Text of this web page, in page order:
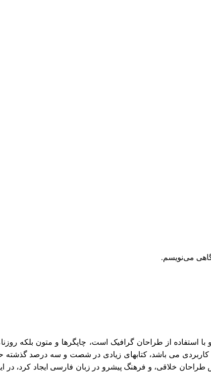
می‌نویسم.
استفاده از طراحان گرافیک است، چاپگرها و متون بلکه
کاربردی می باشد، کتابهای زیادی در شصت و سه درصد
خلاقی، و فرهنگ پیشرو در زبان فارسی ایجاد کرد،